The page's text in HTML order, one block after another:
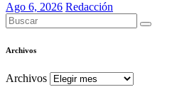
Ago 6, 2026 Redacción
Archivos
Archivos